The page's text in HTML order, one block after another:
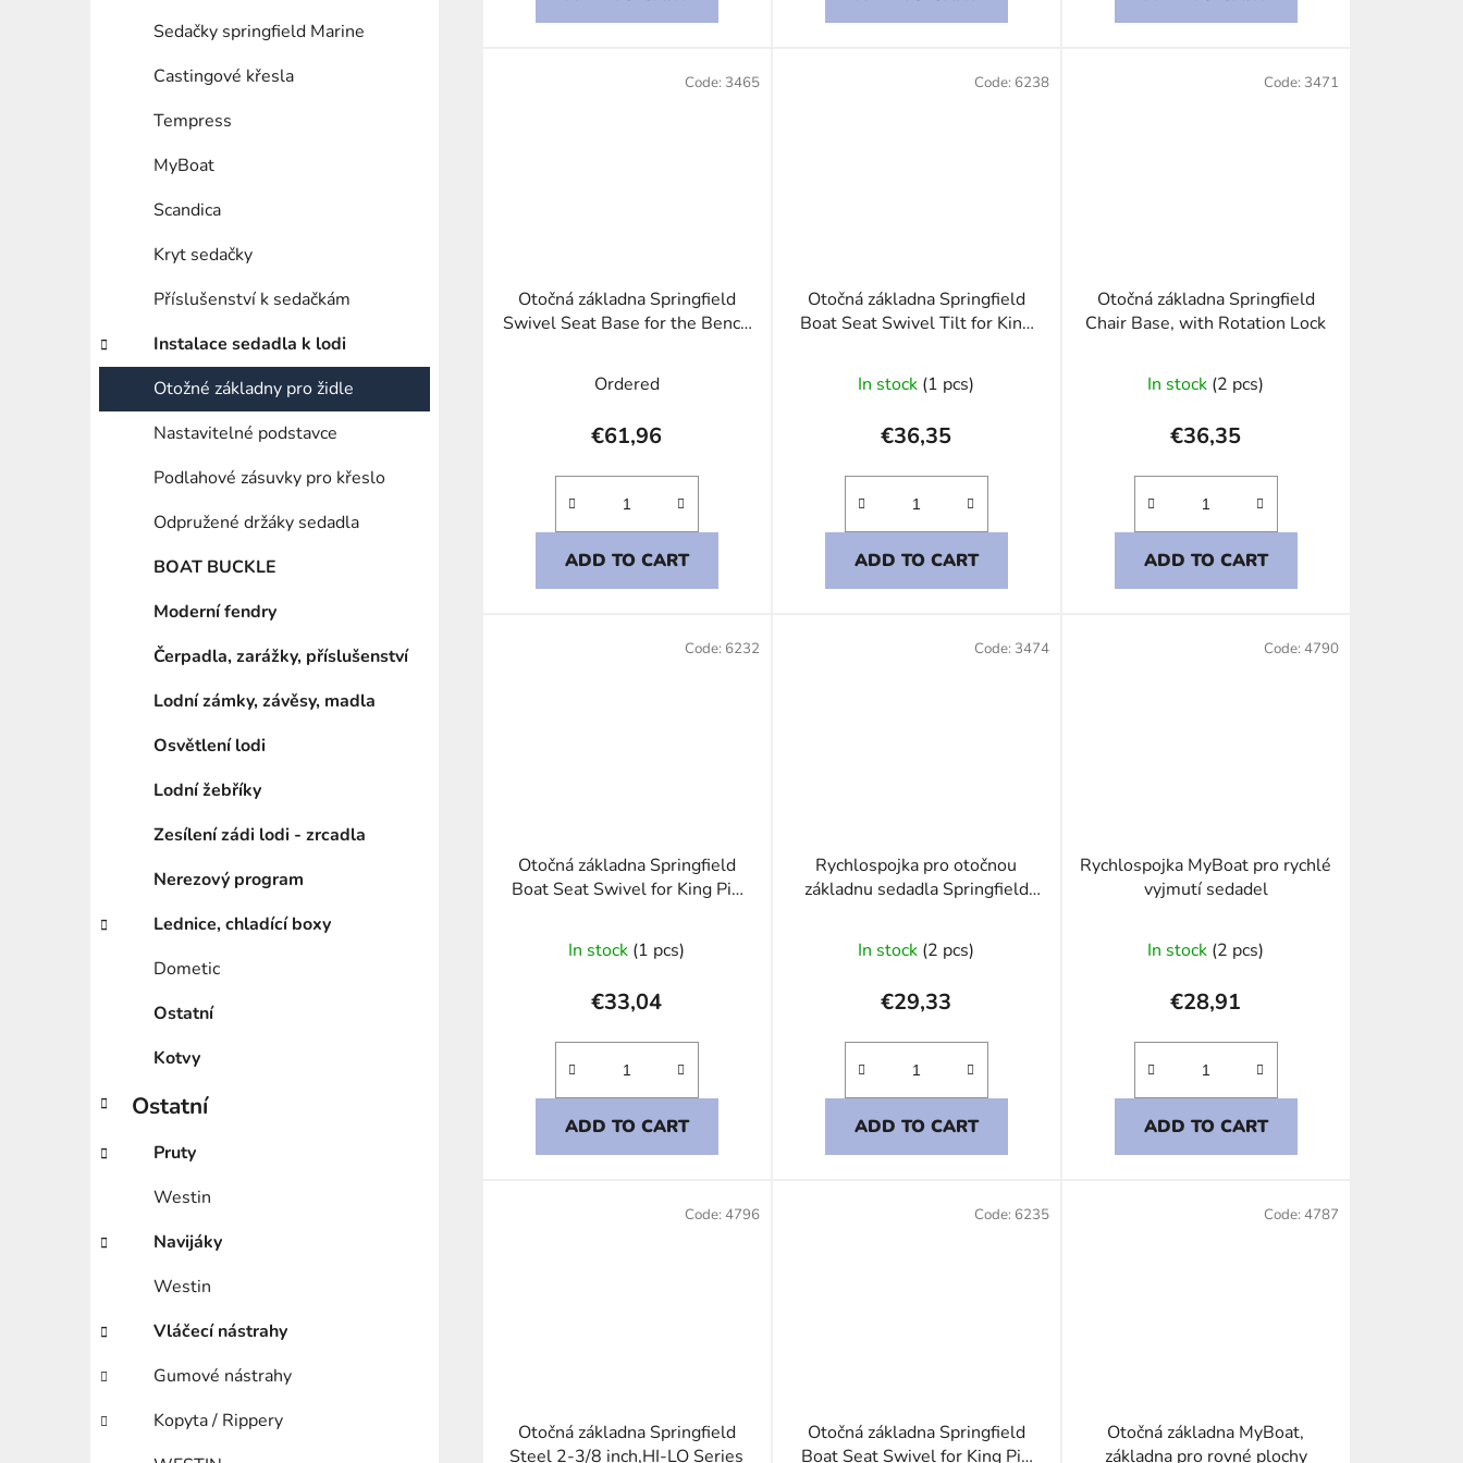
Sedačky springfield Marine
Castingové křesla
Tempress
MyBoat
Scandica
Kryt sedačky
Příslušenství k sedačkám
Instalace sedadla k lodi
Otožné základny pro židle
Nastavitelné podstavce
Podlahové zásuvky pro křeslo
Odpružené držáky sedadla
BOAT BUCKLE
Moderní fendry
Čerpadla, zarážky, příslušenství
Lodní zámky, závěsy, madla
Osvětlení lodi
Lodní žebříky
Zesílení zádi lodi - zrcadla
Nerezový program
Lednice, chladící boxy
Dometic
Ostatní
Kotvy
Ostatní
Pruty
Westin
Navijáky
Westin
Vláčecí nástrahy
Gumové nástrahy
Kopyta / Rippery
Otočná základna Springfield
Swivel Seat Base for the Bench
Ordered
€61,96
ADD TO CART
Code: 3465
Otočná základna Springfield
Boat Seat Swivel Tilt for King
In stock (1 pcs)
€36,35
ADD TO CART
Code: 6238
Otočná základna Springfield
Chair Base, with Rotation Lock
In stock (2 pcs)
€36,35
ADD TO CART
Code: 3471
Otočná základna Springfield
Boat Seat Swivel for King Pin
In stock (1 pcs)
€33,04
ADD TO CART
Code: 6232
Rychlospojka pro otočnou
základnu sedadla Springfield
In stock (2 pcs)
€29,33
ADD TO CART
Code: 3474
Rychlospojka MyBoat pro rychlé
vyjmutí sedadel
In stock (2 pcs)
€28,91
ADD TO CART
Code: 4790
Otočná základna Springfield
Steel 2-3/8 inch,HI-LO Series
Code: 4796
Otočná základna Springfield
Boat Seat Swivel for King Pin
Code: 6235
Otočná základna MyBoat,
základna pro rovné plochy
Code: 4787